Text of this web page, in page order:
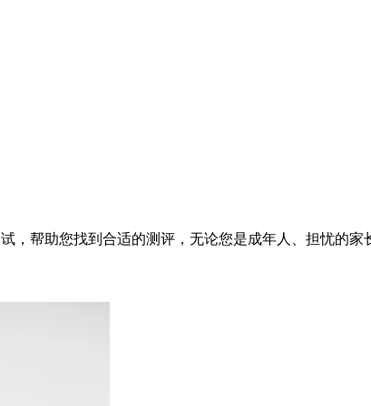
，帮助您找到合适的测评，无论您是成年人、担忧的